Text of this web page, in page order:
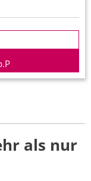
als nur